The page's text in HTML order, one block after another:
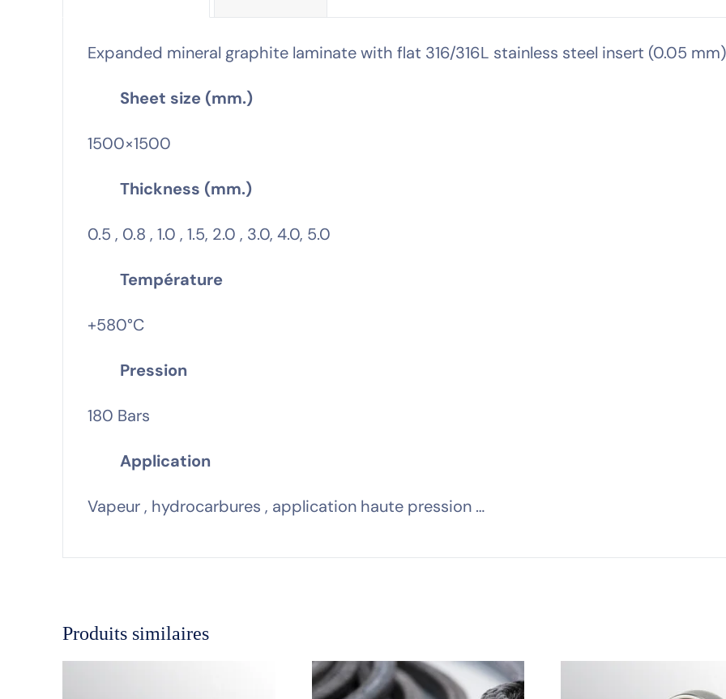
Expanded mineral graphite laminate with flat 316/316L stainless steel insert (0.05
Sheet size (mm.)
1500×1500
Thickness (mm.)
0.5 , 0.8 , 1.0 , 1.5, 2.0 , 3.0, 4.0, 5.0
Température
+580°C
Pression
180 Bars
Application
Vapeur , hydrocarbures , application haute pression …
Produits similaires